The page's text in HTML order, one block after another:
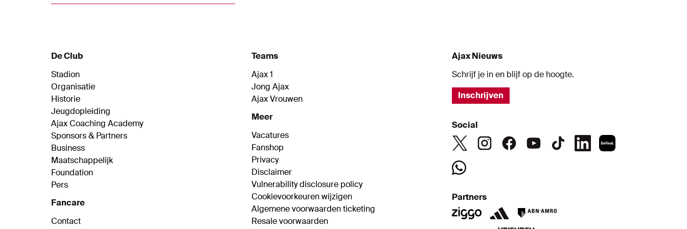
eventuele vechtwedstrijd. "Wij kunnen op
De Club
Stadion
Organisatie
Historie
Jeugdopleiding
Ajax Coaching Academy
Sponsors & Partners
Business
Maatschappelijk
Foundation
Pers
Fancare
Contact
Teams
Ajax 1
Jong Ajax
Ajax Vrouwen
Meer
Vacatures
Fanshop
Privacy
Disclaimer
Vulnerability disclosure policy
Cookievoorkeuren wijzigen
Algemene voorwaarden ticketing
Resale voorwaarden
Ajax Nieuws
Schrijf je in en blijf op de hoogte.
Inschrijven
Social
Partners